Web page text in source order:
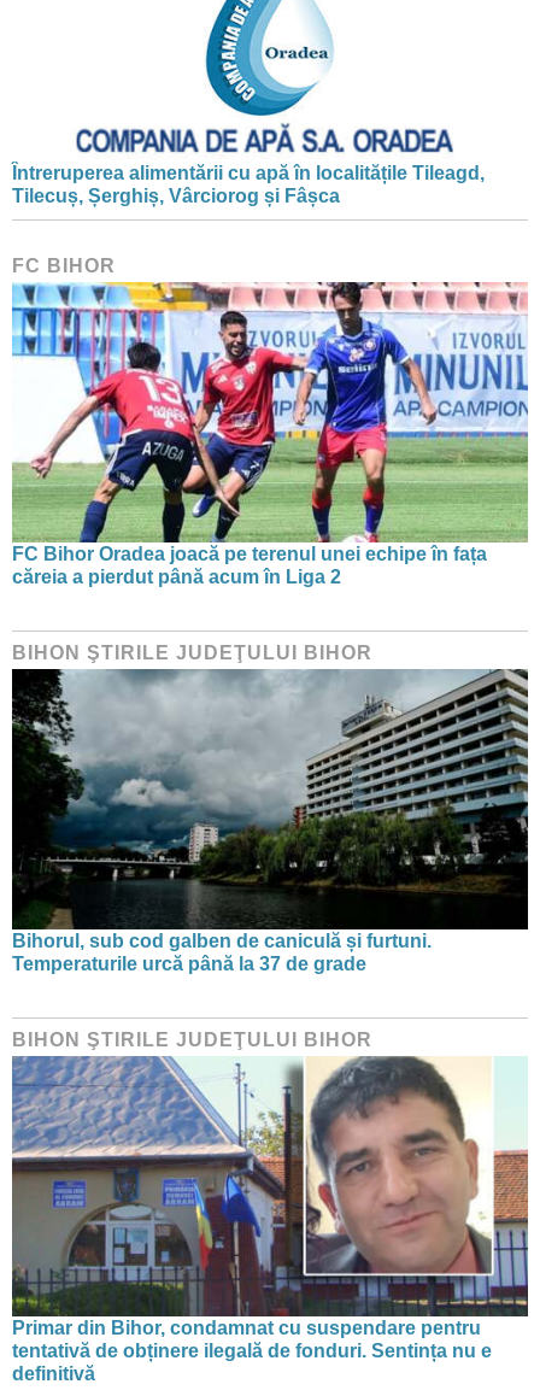
Întreruperea alimentării cu apă în localitățile Tileagd,
Tilecuș, Șerghiș, Vârciorog și Fâșca
FC BIHOR
FC Bihor Oradea joacă pe terenul unei echipe în fața
căreia a pierdut până acum în Liga 2
BIHON ŞTIRILE JUDEŢULUI BIHOR
Bihorul, sub cod galben de caniculă și furtuni.
Temperaturile urcă până la 37 de grade
BIHON ŞTIRILE JUDEŢULUI BIHOR
Primar din Bihor, condamnat cu suspendare pentru
tentativă de obținere ilegală de fonduri. Sentința nu e
definitivă